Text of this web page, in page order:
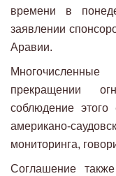
времени в
заявлении
Аравии.
прекращении
соблюдение этого
американо-
мониторинга,
Соглашение